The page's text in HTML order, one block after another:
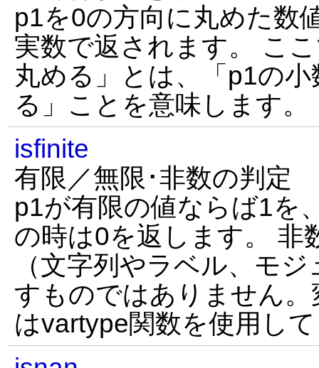
p1を0の方向に丸めた数
実数で返されます。 こ
丸める」とは、「p1の
る」ことを意味します。
isfinite
有限／無限･非数の判定
p1が有限の値ならば1を
の時は0を返します。 非
（文字列やラベル、モ
すものではありません
はvartype関数を使用し